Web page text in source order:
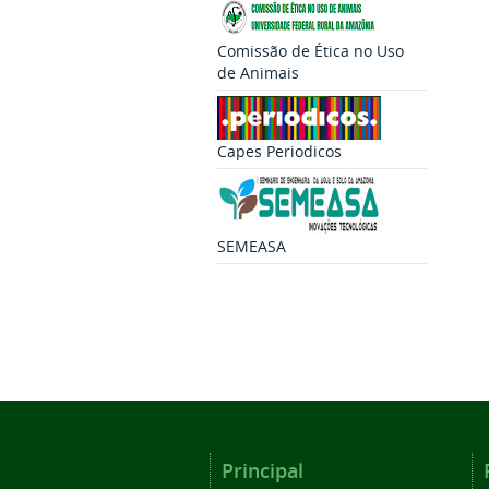
Comissão de Ética no Uso
de Animais
Capes Periodicos
SEMEASA
Principal